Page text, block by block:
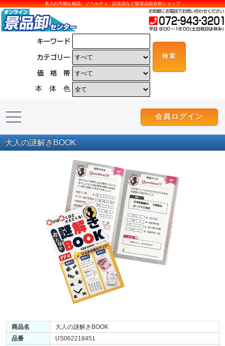
名入れ可能な粗品、ノベルティ、記念品など販促品総合卸ショップ
本 体 色
会員ログイン
大人の謎解きBOOK
商品名
大人の謎解きBOOK
品番
US062218451